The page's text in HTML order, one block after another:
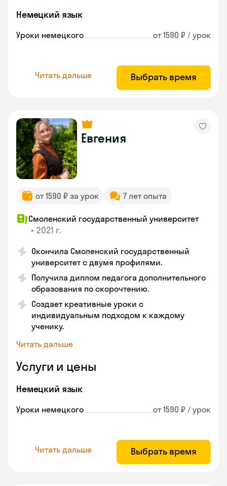
Немецкий язык
Уроки немецкого от 1590 ₽ / урок
Читать дальше Выбрать время
Евгения
от 1590 ₽ за урок 7 лет опыта
Смоленский государственный университет
• 2021 г.
Окончила Смоленский государственный
университет с двумя профилями.
Получила диплом педагога дополнительного
образования по скорочтению.
Создает креативные уроки с
индивидуальным подходом к каждому
ученику.
Читать дальше
Услуги и цены
Немецкий язык
Уроки немецкого от 1590 ₽ / урок
Читать дальше Выбрать время